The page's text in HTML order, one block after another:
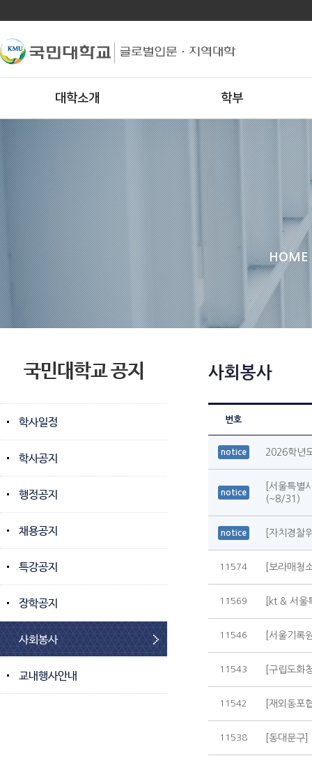
대학소개 학부
HOME
국민대학교 공지
학사일정
학사공지
행정공지
채용공지
특강공지
장학공지
사회봉사
교내행사안내
사회봉사
번호
notice 2026학년
notice
[서울특별
(~8/31)
notice [자치경찰
11574 [보라매청
11569 [kt & 서
11546 [서울기록
11543 [구립도화
11542 [재외동포
11538 [동대문구